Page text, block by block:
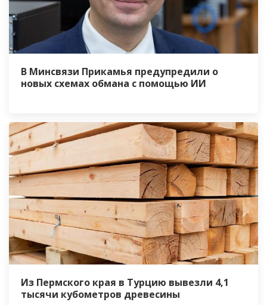
В Минсвязи Прикамья предупредили о
новых схемах обмана с помощью ИИ
Из Пермского края в Турцию вывезли 4,1
тысячи кубометров древесины